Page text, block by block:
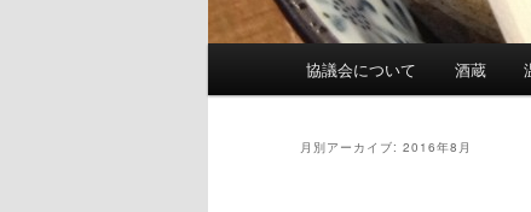
協議会について 酒蔵
月別アーカイブ: 2016年8月